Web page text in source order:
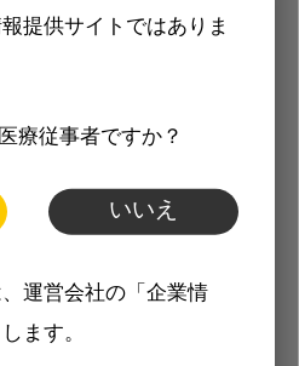
提供サイトではありま
療従事者ですか？
いいえ
、運営会社の「企業情
ます。
ット
も閲覧可能